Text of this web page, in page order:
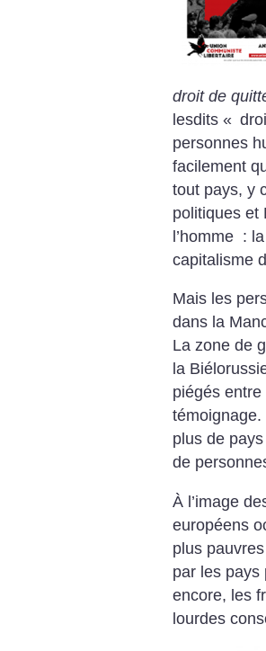
droit de
lesdits «
personnes
facilement
tout pays, y
politiques et
l’homme :
capitalisme
Mais les
dans la
La zone de
la
piégés
plus de
de
À l’image
européens
plus
par les pays
encore, les
lourdes